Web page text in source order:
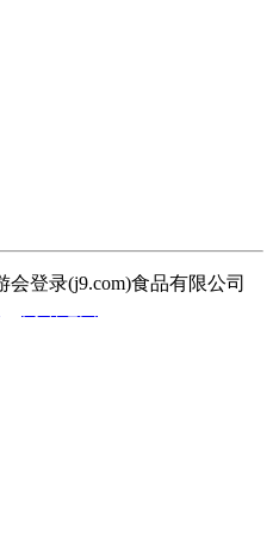
登录(j9.com)食品有限公司